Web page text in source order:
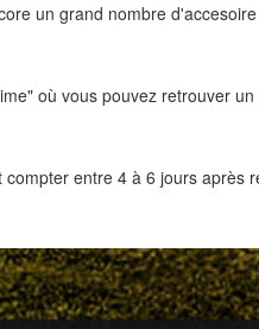
un grand nombre
où vous pouvez retrouver
entre 4 à 6 jours après